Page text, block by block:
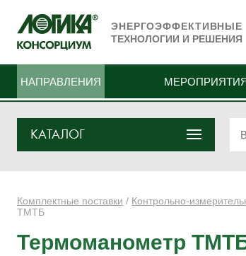
ЭНЕРГОЭФФЕКТИВНЫЕ
ТЕХНОЛОГИИ И РЕШЕНИЯ
НАПРАВЛЕНИЯ
КАТАЛОГ
Комплектные поставки / Контрольно-
ТМТБ
Термоманометр